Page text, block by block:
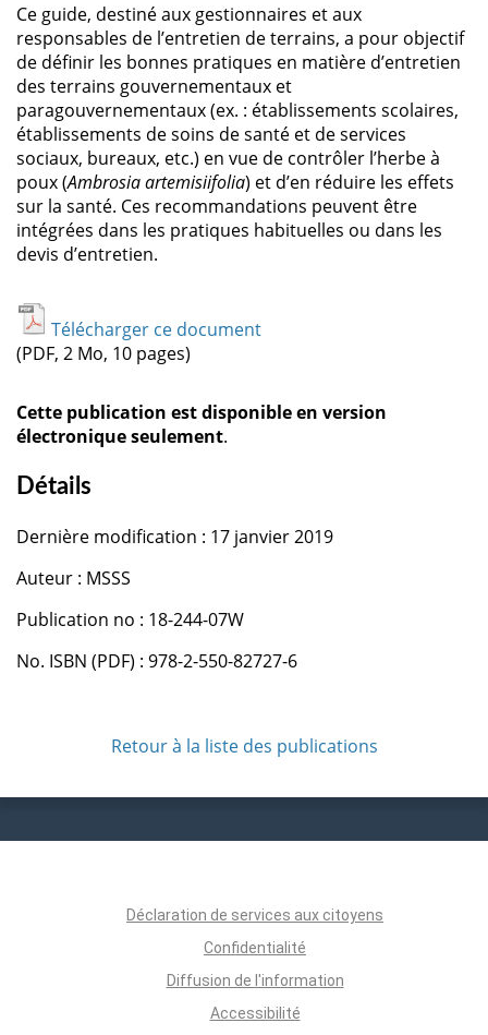
Ce guide, destiné aux gestionnaires et aux
responsables de l’entretien de terrains, a pour objectif
de définir les bonnes pratiques en matière d’entretien
des terrains gouvernementaux et
paragouvernementaux (ex. : établissements scolaires,
établissements de soins de santé et de services
sociaux, bureaux, etc.) en vue de contrôler l’herbe à
poux (Ambrosia artemisiifolia) et d’en réduire les effets
sur la santé. Ces recommandations peuvent être
intégrées dans les pratiques habituelles ou dans les
devis d’entretien.
Télécharger ce document
(PDF, 2 Mo, 10 pages)
Cette publication est disponible en version
électronique seulement.
Détails
Dernière modification : 17 janvier 2019
Auteur : MSSS
Publication no : 18-244-07W
No. ISBN (PDF) : 978-2-550-82727-6
Retour à la liste des publications
Déclaration de services aux citoyens
Confidentialité
Diffusion de l'information
Accessibilité